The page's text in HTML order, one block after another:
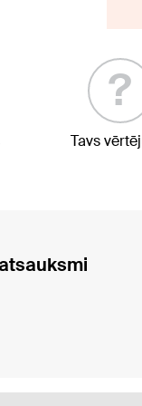
?
Tavs